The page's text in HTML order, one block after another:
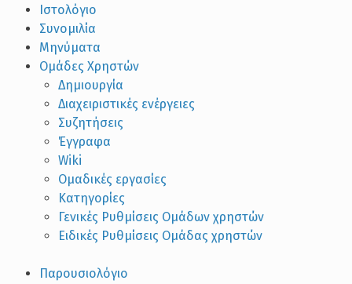
Ιστολόγιο
Συνομιλία
Μηνύματα
Ομάδες Χρηστών
Δημιουργία
Διαχειριστικές ενέργειες
Συζητήσεις
Έγγραφα
Wiki
Ομαδικές εργασίες
Κατηγορίες
Γενικές Ρυθμίσεις Ομάδων χρηστών
Ειδικές Ρυθμίσεις Ομάδας χρηστών
Παρουσιολόγιο